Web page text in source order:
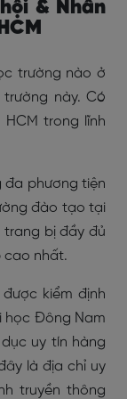
& Nhân
trường nào ở
trường này. Có
trong lĩnh
đa phương tiện
đào tạo tại
trang bị đầy đủ
cao nhất.
kiểm định
học Đông Nam
uy tín hàng
là địa chỉ uy
truyền thông